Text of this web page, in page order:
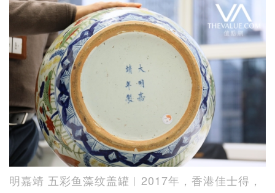
明嘉靖 五彩鱼藻纹盖罐︱2017年，香港佳士得，